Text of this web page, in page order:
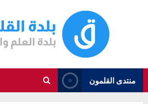
منتدى القلمون